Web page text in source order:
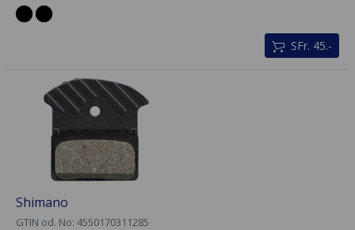
SFr. 45.-
Shimano
GTIN od. No: 4550170311285